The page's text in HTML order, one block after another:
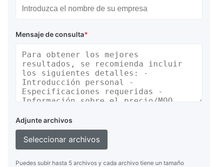
Mensaje de consulta*
Adjunte archivos
Seleccionar archivos
Puedes subir hasta 5 archivos y cada archivo tiene un tamaño